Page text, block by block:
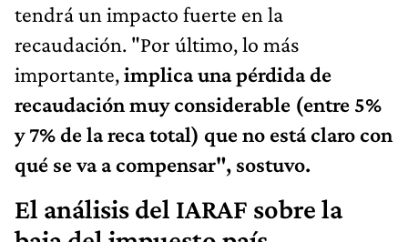
tendrá un impacto fuerte en la
recaudación. "Por último, lo más
importante,implica una pérdida de
recaudación muy considerable (entre 5%
y 7% de la reca total) que no está claro con
qué se va a compensar", sostuvo.
El análisis del IARAF sobre la